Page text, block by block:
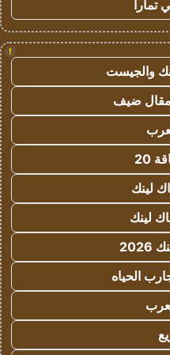
تمارا
!
والجيست
20
لينك
لينك
الحياه